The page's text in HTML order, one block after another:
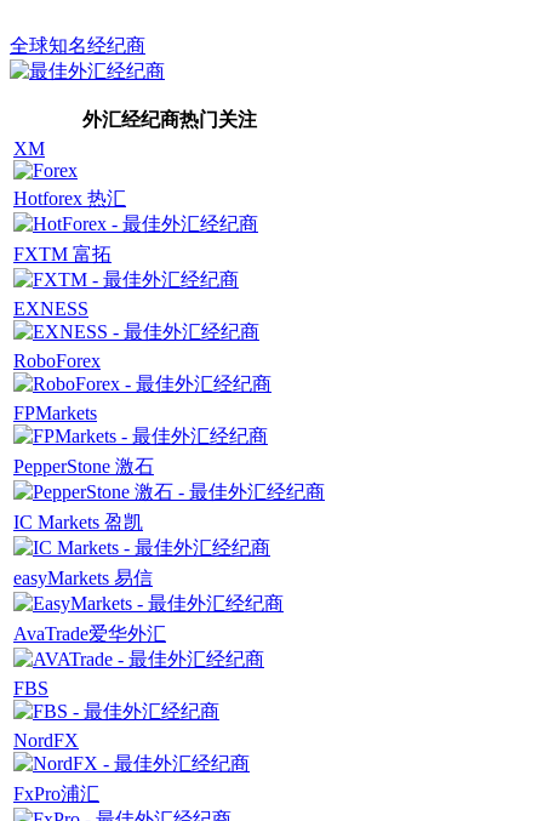
全球知名经纪商
外汇经纪商热门关注
XM
Hotforex 热汇
FXTM 富拓
EXNESS
RoboForex
FPMarkets
PepperStone 激石
IC Markets 盈凯
easyMarkets 易信
AvaTrade爱华外汇
FBS
NordFX
FxPro浦汇